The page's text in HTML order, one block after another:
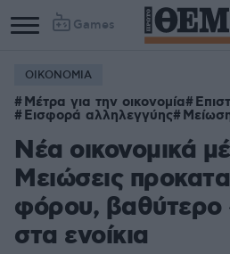
Games
ΟΙΚΟΝΟΜΙΑ
Μέτρα για την οικονομία
Εισφορά αλληλεγγύης
Νέα οικονομικά
Μειώσεις
φόρου, βαθύτερο
στα ενοίκια